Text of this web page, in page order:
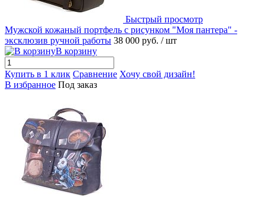
Быстрый просмотр
Мужской кожаный портфель с рисунком "Моя пантера" -
эксклюзив ручной работы 38 000 руб. / шт
В корзину
Купить в 1 клик Сравнение Хочу свой дизайн!
В избранное Под заказ